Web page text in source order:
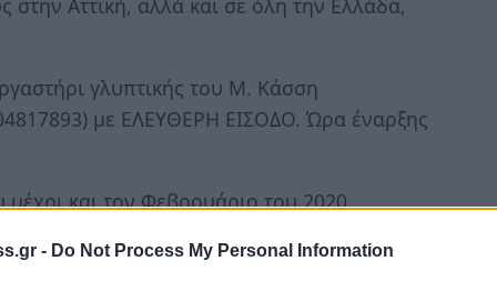
- Do Not Process My Personal Information
στην Αττική, αλλά και σε όλη την Ελλάδα,
γλυπτικής του Μ. Κάσση
με ΕΛΕΥΘΕΡΗ ΕΙΣΟΔΟ. Ώρα έναρξης
και τον Φεβρουάριο του 2020.
και Τέχνη